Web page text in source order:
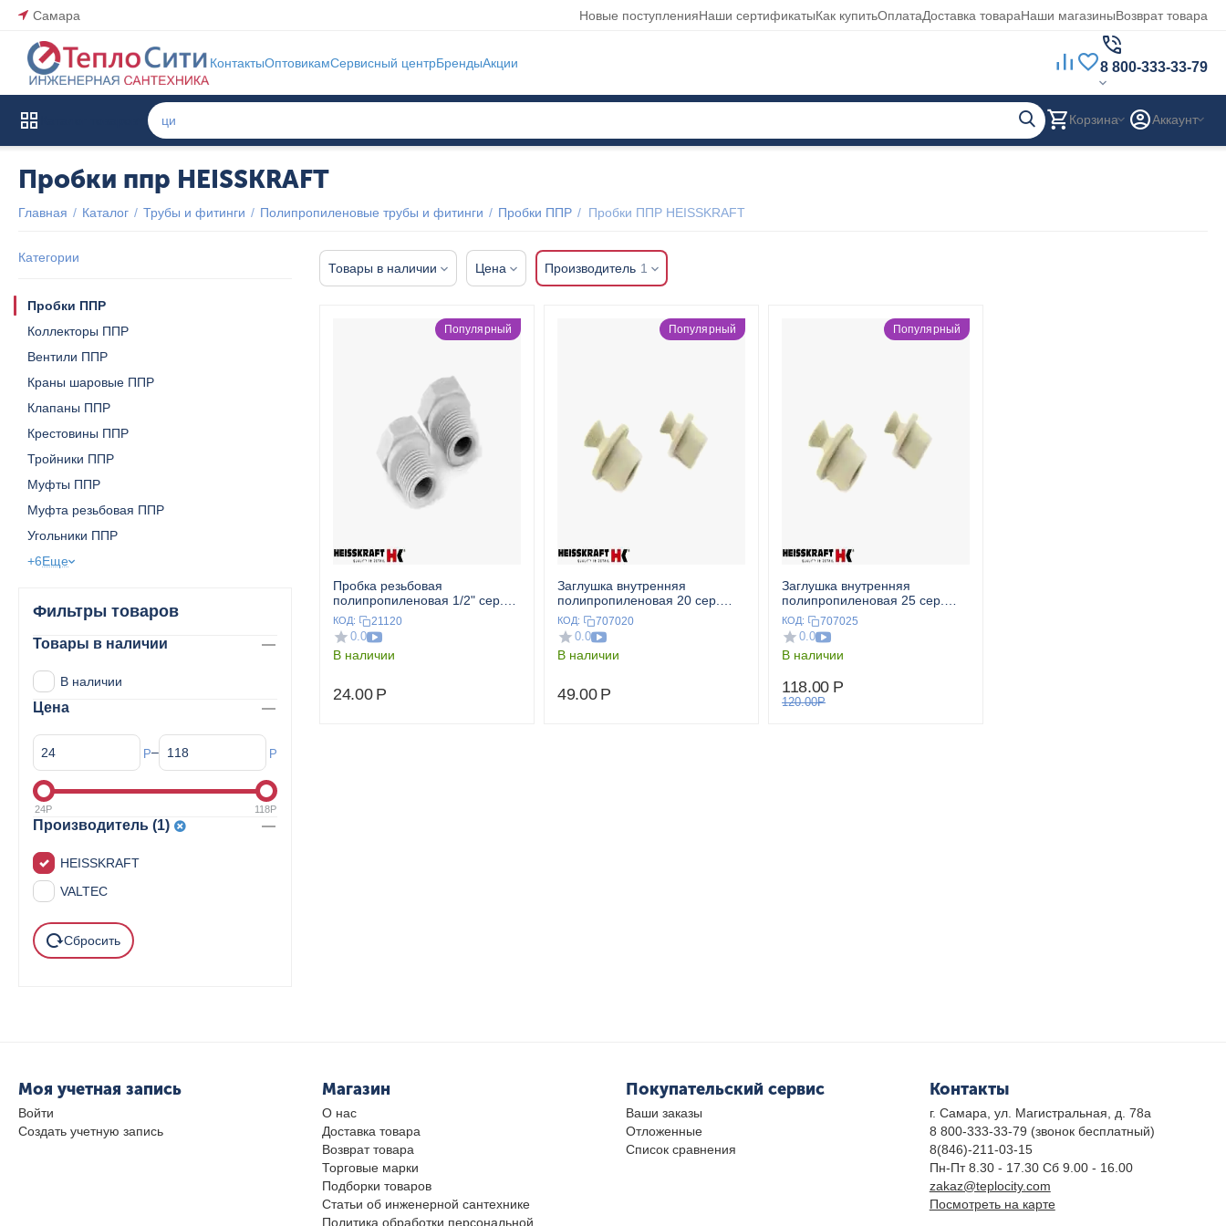
Самара Новые поступленияНаши сертификатыКак купитьОплатаДоставка товараНаши магазиныВозврат товара
КонтактыОптовикамСервисный центрБрендыАкции 8 800-333-33-79
Корзина Аккаунт
Пробки ппр HEISSKRAFT
Главная / Каталог / Трубы и фитинги / Полипропиленовые трубы и фитинги / Пробки ППР / Пробки ППР HEISSKRAFT
Товары в наличии Цена Производитель 1
Популярный
Пробка резьбовая
полипропиленовая 1/2" сер.
HEISSKRAFT
КОД: 21120
0.0
В наличии
24.00 Р
Популярный
Заглушка внутренняя
полипропиленовая 20 сер.
HEISSKRAFT
КОД: 707020
0.0
В наличии
49.00 Р
Популярный
Заглушка внутренняя
полипропиленовая 25 сер.
HEISSKRAFT
КОД: 707025
0.0
В наличии
118.00 Р
120.00Р
Категории
Пробки ППР
Коллекторы ППР
Вентили ППР
Краны шаровые ППР
Клапаны ППР
Крестовины ППР
Тройники ППР
Муфты ППР
Муфта резьбовая ППР
Угольники ППР
+6Еще
Фильтры товаров
Товары в наличии
В наличии
Цена
Р– Р
24Р 118Р
Производитель (1)
HEISSKRAFT
VALTEC
Сбросить
Моя учетная запись
Войти
Создать учетную запись
Магазин
О нас
Доставка товара
Возврат товара
Торговые марки
Подборки товаров
Статьи об инженерной сантехнике
Политика обработки персональной
Покупательский сервис
Ваши заказы
Отложенные
Список сравнения
Контакты
г. Самара, ул. Магистральная, д. 78а
8 800-333-33-79 (звонок бесплатный)
8(846)-211-03-15
Пн-Пт 8.30 - 17.30 Сб 9.00 - 16.00
zakaz@teplocity.com
Посмотреть на карте